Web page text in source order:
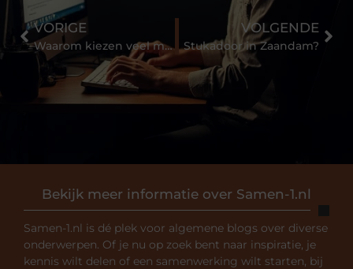
Bekijk meer informatie over Samen-1.nl
Samen-1.nl is dé plek voor algemene blogs over diverse
onderwerpen. Of je nu op zoek bent naar inspiratie, je
kennis wilt delen of een samenwerking wilt starten, bij
VORIGE
Waarom kiezen veel mensen voor een haartransplantatie in Turkije?
VOLGENDE
Stukadoor in Zaandam?